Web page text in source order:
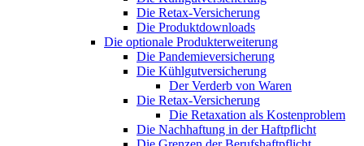
Die Retax-Versicherung
Die Produktdownloads
Die optionale Produkterweiterung
Die Pandemieversicherung
Die Kühlgutversicherung
Der Verderb von Waren
Die Retax-Versicherung
Die Retaxation als Kostenproblem
Die Nachhaftung in der Haftpflicht